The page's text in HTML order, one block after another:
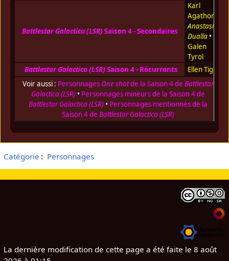
Battlestar Galactica (LSR) Saison 4 - Secondaires
Karl
Agathon
Anastasia
Dualla•
Galen
Tyrol
Battlestar Galactica (LSR) Saison 4 - Récurrents
Ellen Tigh
Voir aussi : Personnages One shotde la Saison 4 de Battlestar
Galactica (LSR)• Personnages mineurs de la Saison 4 de
Battlestar Galactica (LSR)• Personnages mentionnés de la
Saison 4 de Battlestar Galactica (LSR)
Catégorie : Personnages
La dernière modification de cette page a été faite le 8 août